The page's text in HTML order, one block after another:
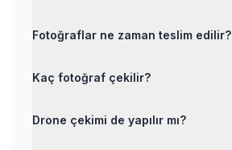
Fotoğraflar ne zaman teslim edilir?
Kaç fotoğraf çekilir?
Drone çekimi de yapılır mı?